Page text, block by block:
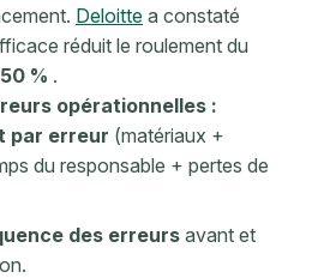
Deloitte a constaté
réduit le roulement du
% .
opérationnelles :
par erreur (matériaux +
du responsable + pertes de
des erreurs avant et